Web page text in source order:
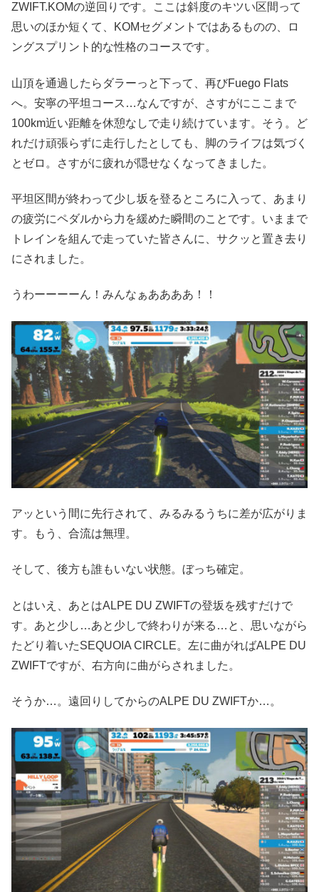
ZWIFT.KOMの逆回りです。ここは斜度のキツい区間って
思いのほか短くて、KOMセグメントではあるものの、ロ
ングスプリント的な性格のコースです。
山頂を通過したらダラーっと下って、再びFuego Flats
へ。安寧の平坦コース…なんですが、さすがにここまで
100km近い距離を休憩なしで走り続けています。そう。ど
れだけ頑張らずに走行したとしても、脚のライフは気づく
とゼロ。さすがに疲れが隠せなくなってきました。
平坦区間が終わって少し坂を登るところに入って、あまり
の疲労にペダルから力を緩めた瞬間のことです。いままで
トレインを組んで走っていた皆さんに、サクッと置き去り
にされました。
うわーーーーん！みんなぁああああ！！
アッという間に先行されて、みるみるうちに差が広がりま
す。もう、合流は無理。
そして、後方も誰もいない状態。ぼっち確定。
とはいえ、あとはALPE DU ZWIFTの登坂を残すだけで
す。あと少し…あと少しで終わりが来る…と、思いながら
たどり着いたSEQUOIA CIRCLE。左に曲がればALPE DU
ZWIFTですが、右方向に曲がらされました。
そうか…。遠回りしてからのALPE DU ZWIFTか…。